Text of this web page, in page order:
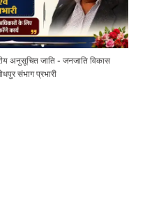
अनुसूचित जाति - जनजाति विकास
संभाग प्रभारी